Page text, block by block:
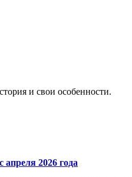
и свои особенности.
2026 года